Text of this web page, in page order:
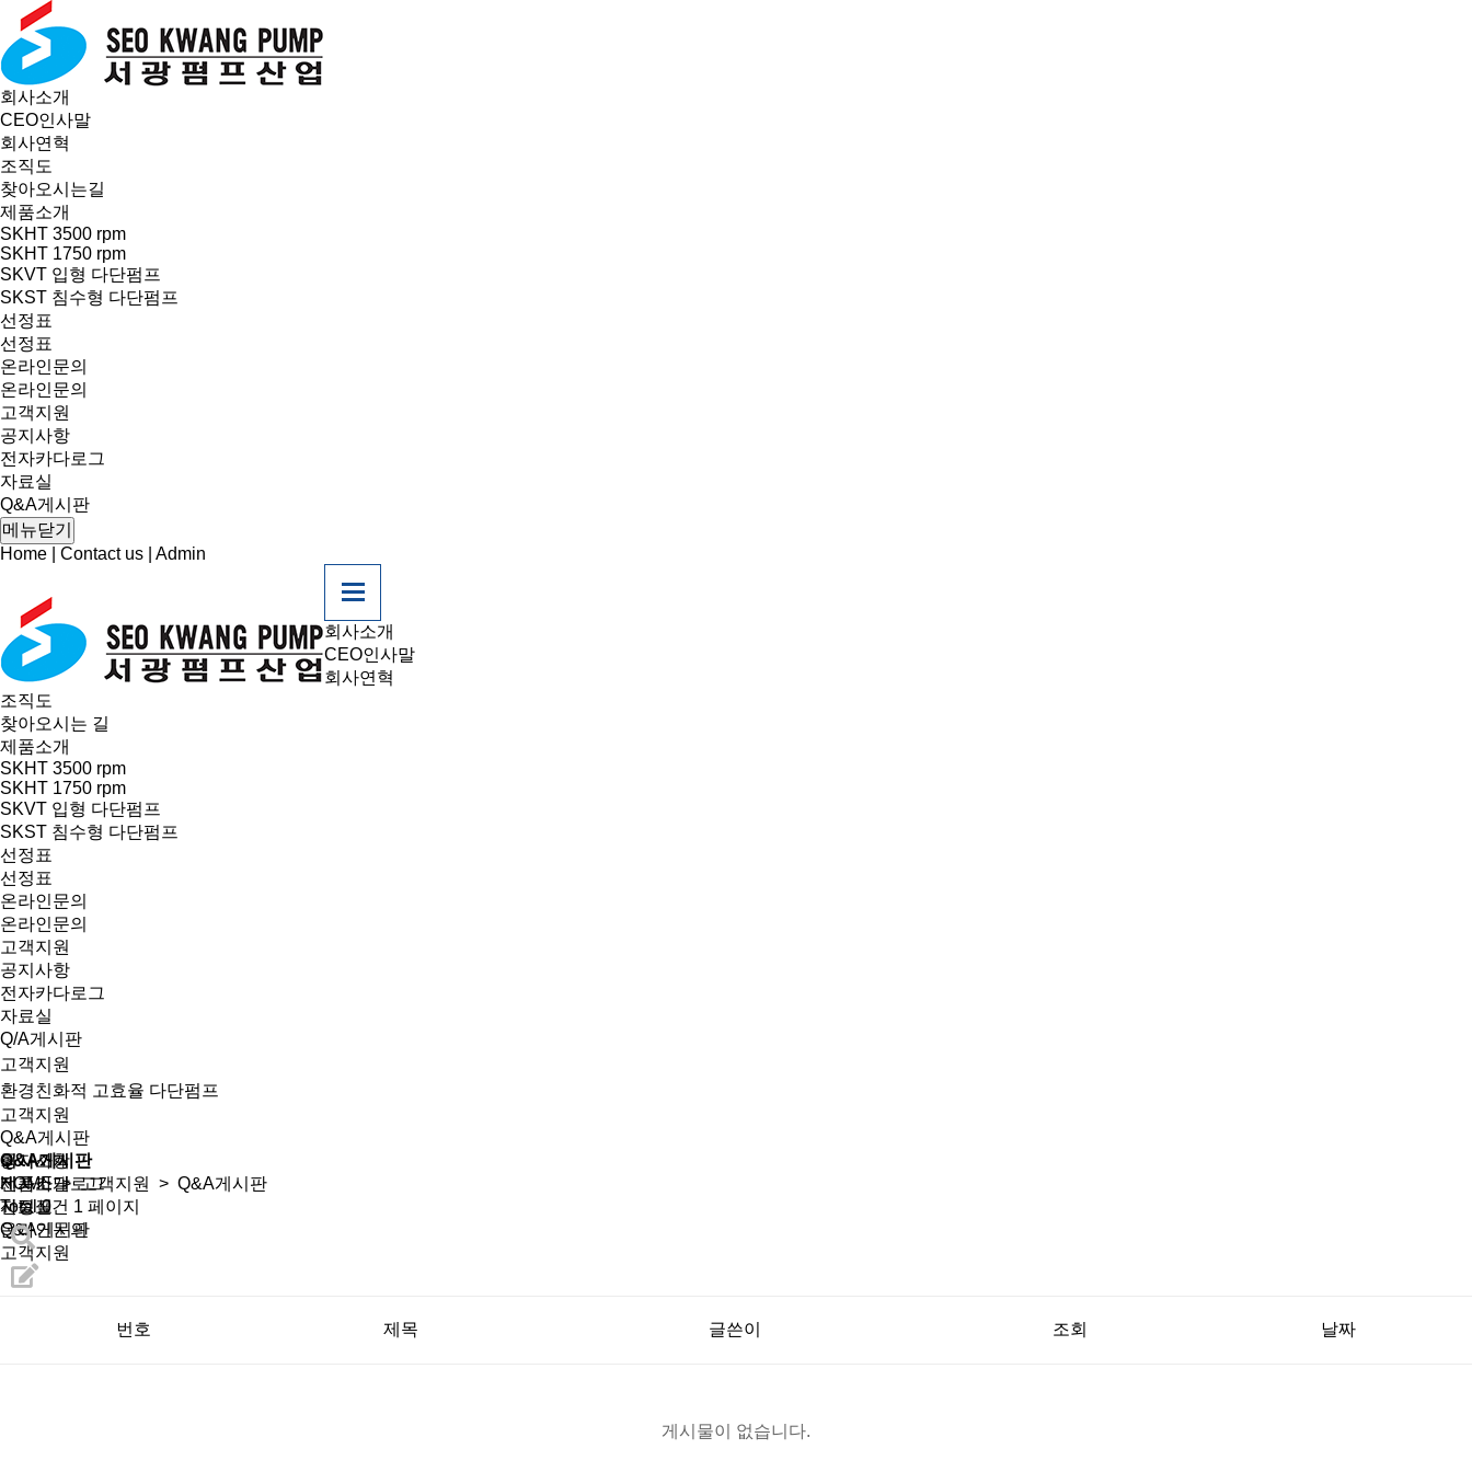
회사소개
CEO인사말
회사연혁
조직도
찾아오시는길
제품소개
SKHT 3500 rpm
SKHT 1750 rpm
SKVT 입형 다단펌프
SKST 침수형 다단펌프
선정표
선정표
온라인문의
온라인문의
고객지원
공지사항
전자카다로그
자료실
Q&A게시판
메뉴닫기
Home
Contact us Admin
회사소개
CEO인사말
회사연혁
조직도
찾아오시는 길
제품소개
SKHT 3500 rpm
SKHT 1750 rpm
SKVT 입형 다단펌프
SKST 침수형 다단펌프
선정표
선정표
온라인문의
온라인문의
고객지원
공지사항
전자카다로그
자료실
Q/A게시판
고객지원
환경친화적 고효율 다단펌프
고객지원
Q&A게시판
회사소개
제품소개
선정표
온라인문의
고객지원
공지사항
전자카달로그
자료실
Q&A게시판
Q&A게시판
HOME>고객지원
> Q&A게시판
Total 0건 1 페이지
번호 제목 글쓴이 조회 날짜
게시물이 없습니다.